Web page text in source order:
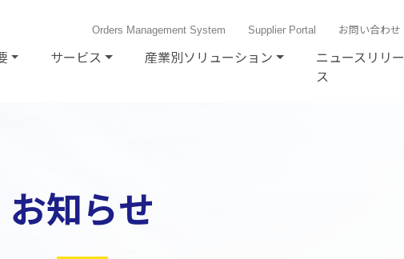
Orders Management System Supplier Portal お問い合わせ
サービス 産業別ソリューション
ニュースリリー
ス
お知らせ